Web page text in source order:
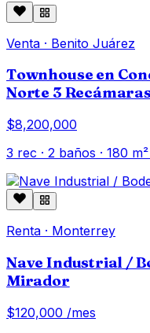
Venta · Benito Juárez
Townhouse en
Norte 3
$8,200,000
3 rec · 2 baños · 180
Renta · Monterrey
Nave Industrial /
Mirador
$120,000 /mes